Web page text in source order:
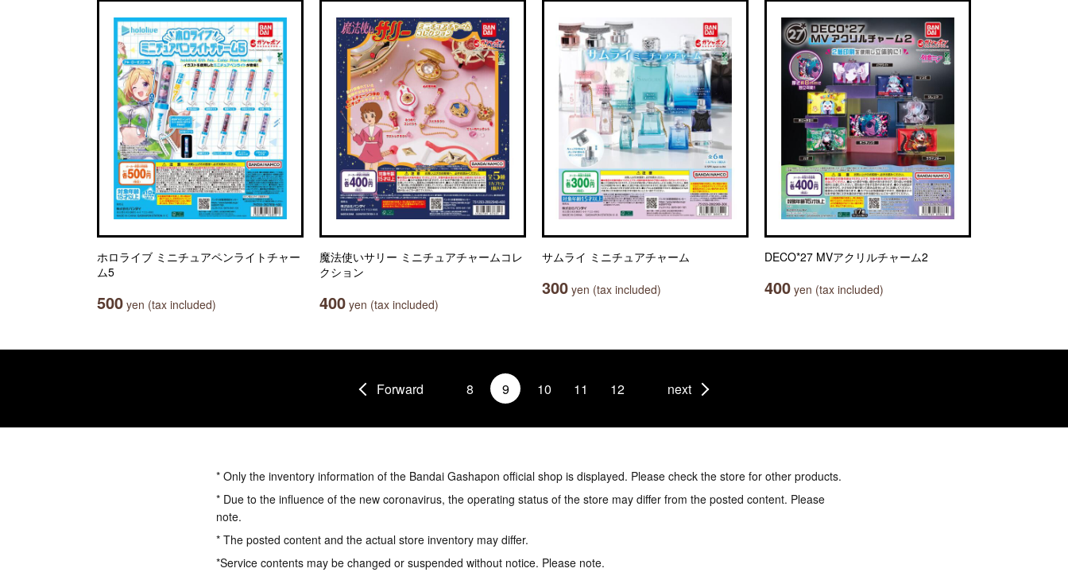
ホロライブ ミニチュアペンライトチャー
ム5
500 yen (tax included)
魔法使いサリー ミニチュアチャームコレ
クション
400 yen (tax included)
サムライ ミニチュアチャーム
300 yen (tax included)
DECO*27 MVアクリルチャーム2
400 yen (tax included)
Forward 8 9 10 11 12 next
* Only the inventory information of the Bandai Gashapon official shop is displayed. Please check the store for other products.
* Due to the influence of the new coronavirus, the operating status of the store may differ from the posted content. Please
note.
* The posted content and the actual store inventory may differ.
*Service contents may be changed or suspended without notice. Please note.